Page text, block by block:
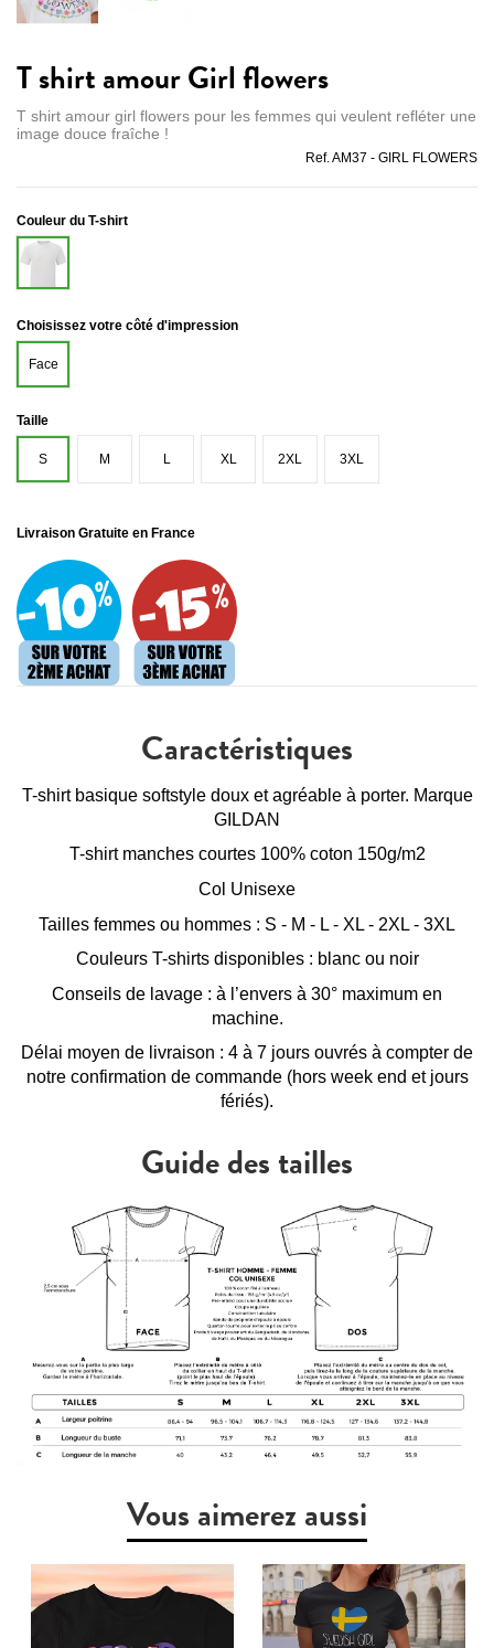
T shirt amour Girl flowers
T shirt amour girl flowers pour les femmes qui veulent refléter une
image douce fraîche !
Ref.AM37 - GIRL FLOWERS
Couleur du T-shirt
Blanc
Choisissez votre côté d'impression
Face
Taille
S M L XL 2XL 3XL
Livraison Gratuite en France
Caractéristiques
T-shirt basique softstyle doux et agréable à porter. Marque
GILDAN
T-shirt manches courtes 100% coton 150g/m2
Col Unisexe
Tailles femmes ou hommes : S - M - L - XL - 2XL - 3XL
Couleurs T-shirts disponibles : blanc ou noir
Conseils de lavage : à l’envers à 30° maximum en
machine.
Délai moyen de livraison : 4 à 7 jours ouvrés à compter de
notre confirmation de commande (hors week end et jours
fériés).
Guide des tailles
Vous aimerez aussi